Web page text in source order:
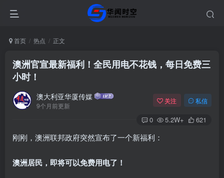
首页 热点 正文
澳洲官宣最新福利！全民用电不花钱，每日免费三
小时！
澳大利亚华厦传媒
9个月前更新
关注 私信
0 5.2W+ 621
刚刚，澳洲联邦政府突然宣布了一个新福利：
澳洲居民，即将可以免费用电了！